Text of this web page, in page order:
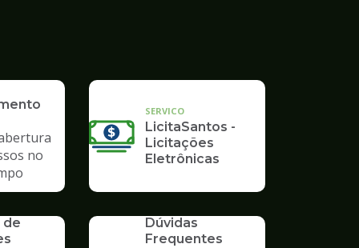
no
SERVICO
LicitaSantos -
Licitações
Eletrônicas
de
Dúvidas
Frequentes